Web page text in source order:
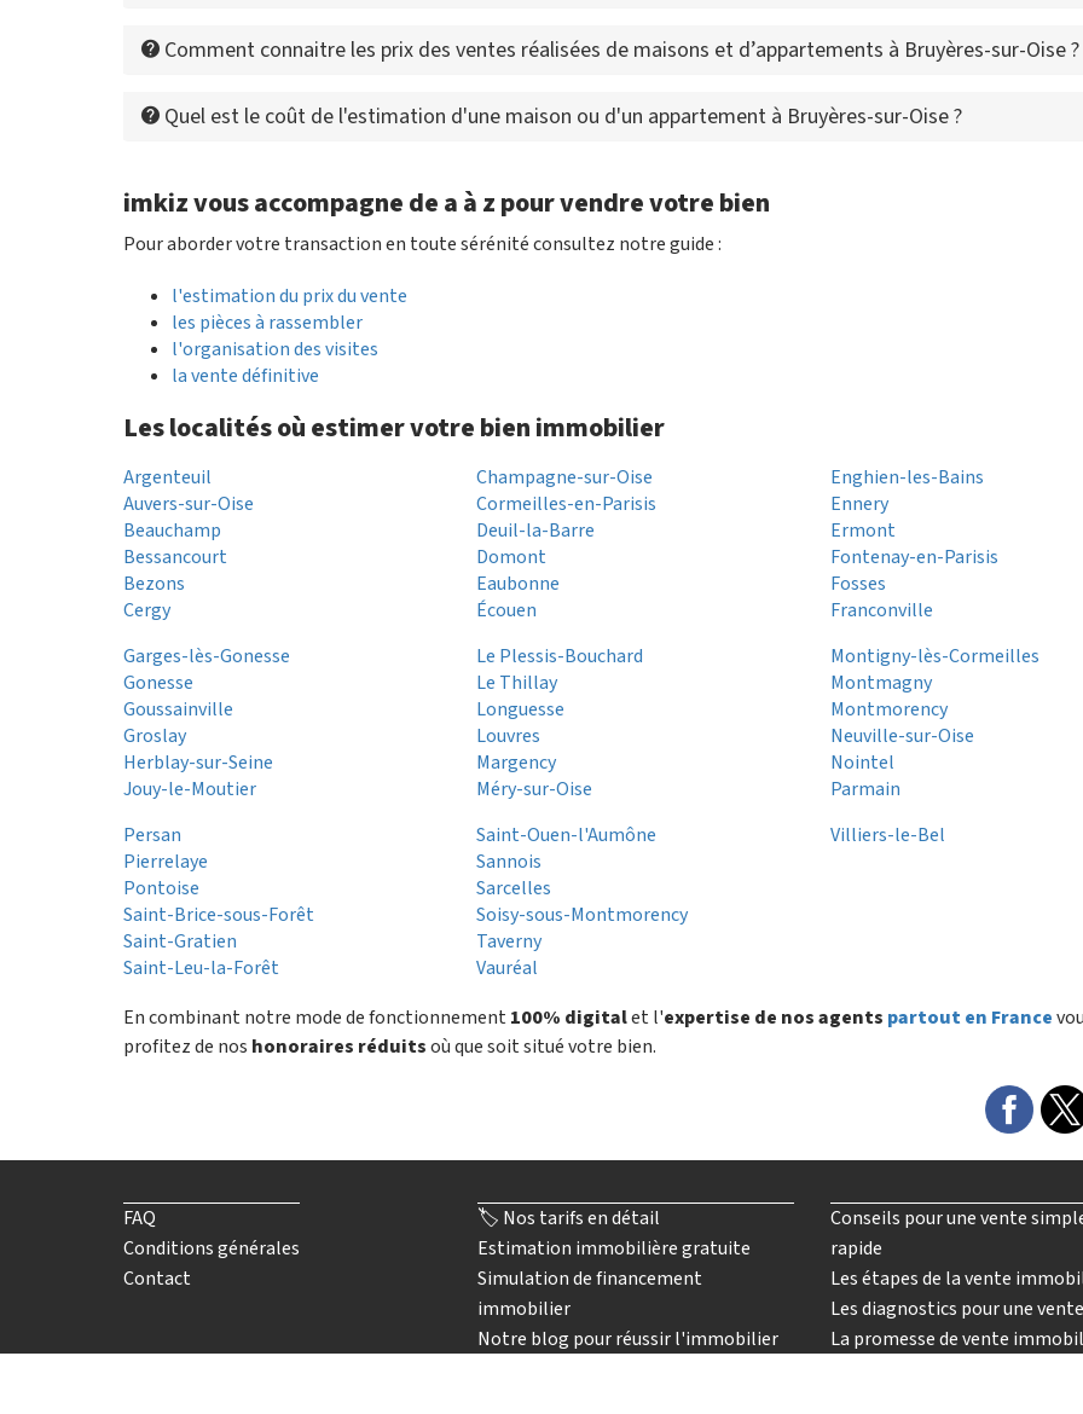
Comment connaitre les prix des ventes réalisées de maisons et d’appartements à Bruyères-sur-Oise ?
Quel est le coût de l'estimation d'une maison ou d'un appartement à Bruyères-sur-Oise ?
imkiz vous accompagne de a à z pour vendre votre bien
Pour aborder votre transaction en toute sérénité consultez notre guide :
l'estimation du prix du vente
les pièces à rassembler
l'organisation des visites
la vente définitive
Les localités où estimer votre bien immobilier
Argenteuil
Auvers-sur-Oise
Beauchamp
Bessancourt
Bezons
Cergy
Champagne-sur-Oise
Cormeilles-en-Parisis
Deuil-la-Barre
Domont
Eaubonne
Écouen
Enghien-les-Bains
Ennery
Ermont
Fontenay-en-Parisis
Fosses
Franconville
Garges-lès-Gonesse
Gonesse
Goussainville
Groslay
Herblay-sur-Seine
Jouy-le-Moutier
Le Plessis-Bouchard
Le Thillay
Longuesse
Louvres
Margency
Méry-sur-Oise
Montigny-lès-Cormeilles
Montmagny
Montmorency
Neuville-sur-Oise
Nointel
Parmain
Persan
Pierrelaye
Pontoise
Saint-Brice-sous-Forêt
Saint-Gratien
Saint-Leu-la-Forêt
Saint-Ouen-l'Aumône
Sannois
Sarcelles
Soisy-sous-Montmorency
Taverny
Vauréal
Villiers-le-Bel
En combinant notre mode de fonctionnement 100% digitalet l'expertise de nos agents partout en France
profitez de nos honoraires réduitsoù que soit situé votre bien.
FAQ
Conditions générales
Contact
🏷️ Nos tarifs en détail
Estimation immobilière gratuite
Simulation de financement
immobilier
Notre blog pour réussir l'immobilier
Conseils pour une vente
rapide
Les étapes de la vente
Les diagnostics pour une vente
La promesse de vente